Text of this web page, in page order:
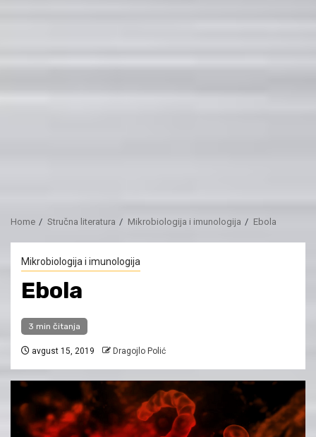
Home Stručna literatura Mikrobiologija i imunologija Ebola
Mikrobiologija i imunologija
Ebola
3 min čitanja
avgust 15, 2019 Dragojlo Polić